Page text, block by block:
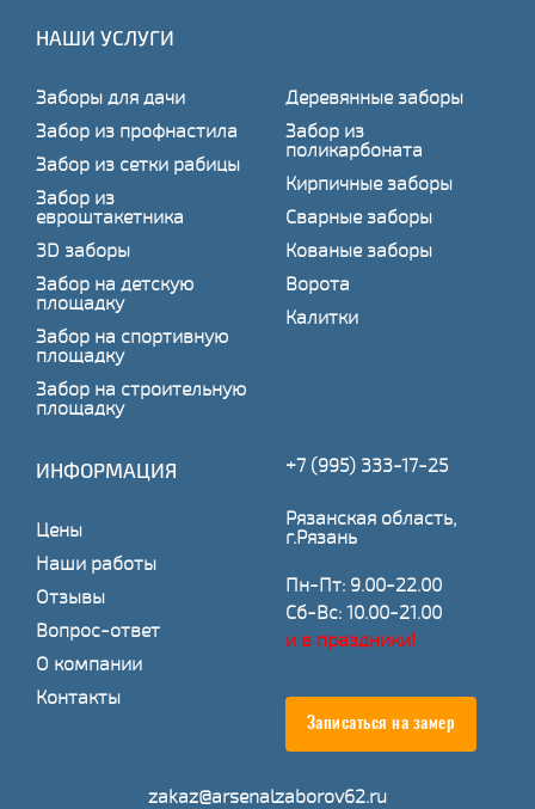
НАШИ УСЛУГИ
Заборы для дачи
Забор из профнастила
Забор из сетки рабицы
Забор из
евроштакетника
3D заборы
Забор на детскую
площадку
Забор на спортивную
площадку
Забор на строительную
площадку
Деревянные заборы
Забор из
поликарбоната
Кирпичные заборы
Сварные заборы
Кованые заборы
Ворота
Калитки
ИНФОРМАЦИЯ
Цены
Наши работы
Отзывы
Вопрос-ответ
О компании
Контакты
+7 (995) 333-17-25
Рязанская область,
г.Рязань
Пн-Пт: 9.00-22.00
Сб-Вс: 10.00-21.00
и в праздники!
Записаться на замер
zakaz@arsenalzaborov62.ru